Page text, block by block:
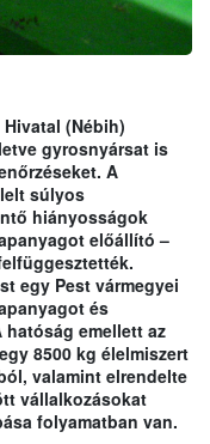
(Nébih)
gyrosnyársat is
A
súlyos
hiányosságok
előállító –
egy Pest vármegyei
és
emellett az
8500 kg élelmiszert
valamint elrendelte
vállalkozásokat
folyamatban van.